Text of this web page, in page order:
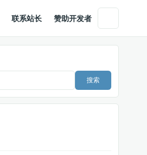
联系站长 赞助开发者